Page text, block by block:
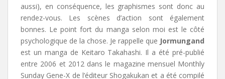
aussi), en conséquence, les graphismes sont donc au
rendez-vous. Les scènes d’action sont également
bonnes. Le point fort du manga selon moi est le côté
psychologique de la chose. Je rappelle que Jormungand
est un manga de Keitaro Takahashi. Il a été pré-publié
entre 2006 et 2012 dans le magazine mensuel Monthly
Sunday Gene-X de l’éditeur Shogakukan et a été compilé